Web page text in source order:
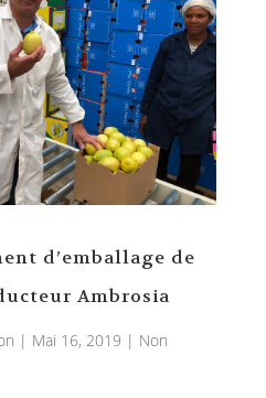
d’emballage de
Ambrosia
| Mai 16, 2019 | Non